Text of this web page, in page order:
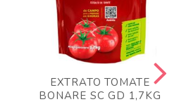
EXTRATO TOMATE
BONARE SC GD 1,7KG